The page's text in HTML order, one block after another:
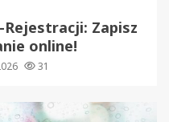
Zapisz
online!
31